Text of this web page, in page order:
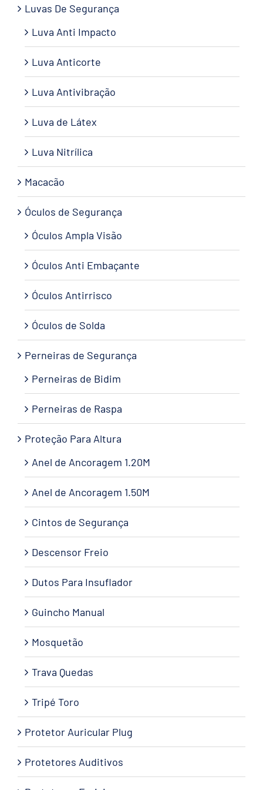
Luvas De Segurança
Luva Anti Impacto
Luva Anticorte
Luva Antivibração
Luva de Látex
Luva Nitrílica
Macacão
Óculos de Segurança
Óculos Ampla Visão
Óculos Anti Embaçante
Óculos Antirrisco
Óculos de Solda
Perneiras de Segurança
Perneiras de Bidim
Perneiras de Raspa
Proteção Para Altura
Anel de Ancoragem 1.20M
Anel de Ancoragem 1.50M
Cintos de Segurança
Descensor Freio
Dutos Para Insuflador
Guincho Manual
Mosquetão
Trava Quedas
Tripé Toro
Protetor Auricular Plug
Protetores Auditivos